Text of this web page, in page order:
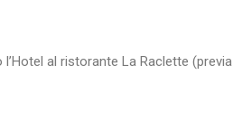
al ristorante La Raclette (previa